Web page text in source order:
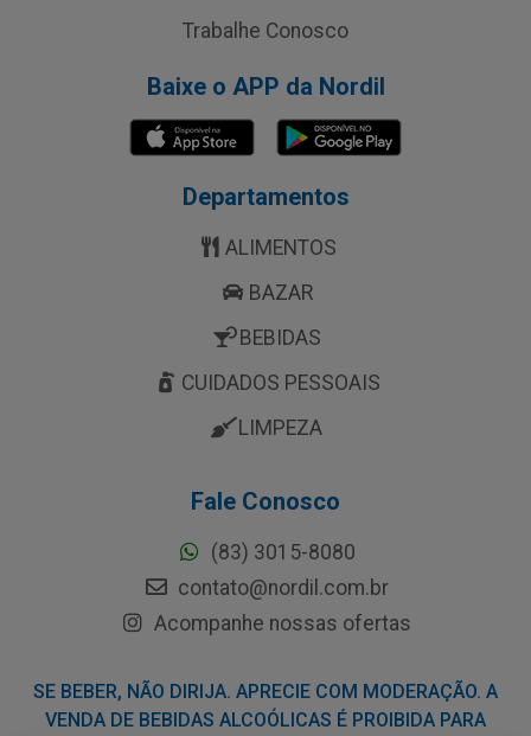
Trabalhe Conosco
Baixe o APP da Nordil
Departamentos
ALIMENTOS
BAZAR
BEBIDAS
CUIDADOS PESSOAIS
LIMPEZA
Fale Conosco
(83) 3015-8080
contato@nordil.com.br
Acompanhe nossas ofertas
SE BEBER, NÃO DIRIJA. APRECIE COM MODERAÇÃO. A
VENDA DE BEBIDAS ALCOÓLICAS É PROIBIDA PARA